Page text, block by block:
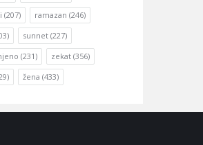
(207) ramazan (246)
sunnet (227)
(231) zekat (356)
žena (433)